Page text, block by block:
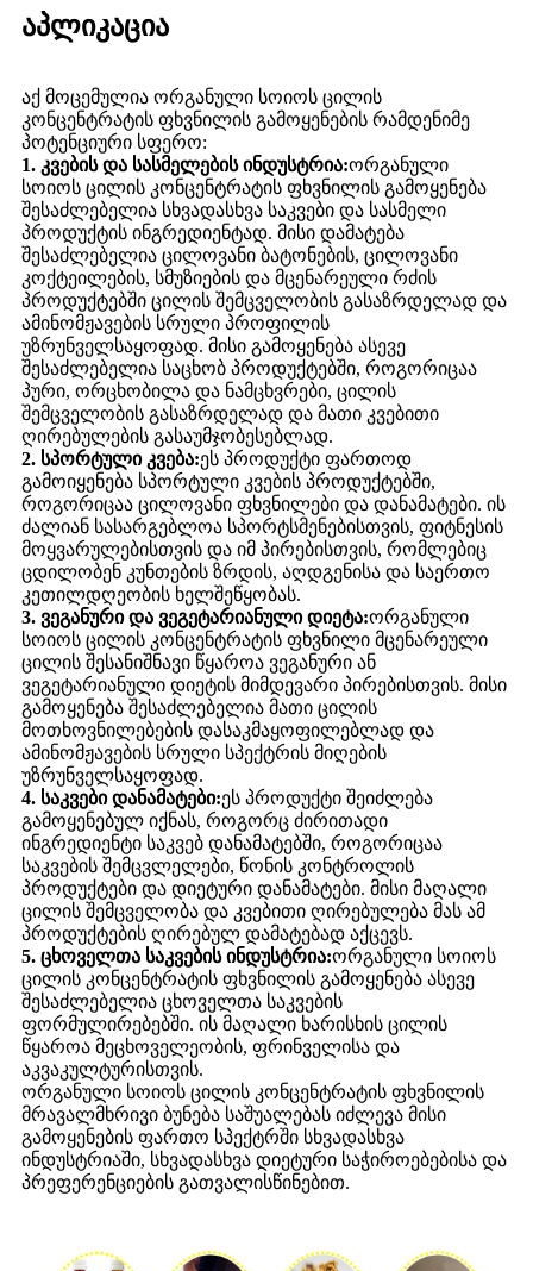
აპლიკაცია
აქ მოცემულია ორგანული სოიოს ცილის
კონცენტრატის ფხვნილის გამოყენების რამდენიმე
პოტენციური სფერო:
1. კვების და სასმელების ინდუსტრია:ორგანული
სოიოს ცილის კონცენტრატის ფხვნილის გამოყენება
შესაძლებელია სხვადასხვა საკვები და სასმელი
პროდუქტის ინგრედიენტად. მისი დამატება
შესაძლებელია ცილოვანი ბატონების, ცილოვანი
კოქტეილების, სმუზიების და მცენარეული რძის
პროდუქტებში ცილის შემცველობის გასაზრდელად და
ამინომჟავების სრული პროფილის
უზრუნველსაყოფად. მისი გამოყენება ასევე
შესაძლებელია საცხობ პროდუქტებში, როგორიცაა
პური, ორცხობილა და ნამცხვრები, ცილის
შემცველობის გასაზრდელად და მათი კვებითი
ღირებულების გასაუმჯობესებლად.
2. სპორტული კვება:ეს პროდუქტი ფართოდ
გამოიყენება სპორტული კვების პროდუქტებში,
როგორიცაა ცილოვანი ფხვნილები და დანამატები. ის
ძალიან სასარგებლოა სპორტსმენებისთვის, ფიტნესის
მოყვარულებისთვის და იმ პირებისთვის, რომლებიც
ცდილობენ კუნთების ზრდის, აღდგენისა და საერთო
კეთილდღეობის ხელშეწყობას.
3. ვეგანური და ვეგეტარიანული დიეტა:ორგანული
სოიოს ცილის კონცენტრატის ფხვნილი მცენარეული
ცილის შესანიშნავი წყაროა ვეგანური ან
ვეგეტარიანული დიეტის მიმდევარი პირებისთვის. მისი
გამოყენება შესაძლებელია მათი ცილის
მოთხოვნილებების დასაკმაყოფილებლად და
ამინომჟავების სრული სპექტრის მიღების
უზრუნველსაყოფად.
4. საკვები დანამატები:ეს პროდუქტი შეიძლება
გამოყენებულ იქნას, როგორც ძირითადი
ინგრედიენტი საკვებ დანამატებში, როგორიცაა
საკვების შემცვლელები, წონის კონტროლის
პროდუქტები და დიეტური დანამატები. მისი მაღალი
ცილის შემცველობა და კვებითი ღირებულება მას ამ
პროდუქტების ღირებულ დამატებად აქცევს.
5. ცხოველთა საკვების ინდუსტრია:ორგანული სოიოს
ცილის კონცენტრატის ფხვნილის გამოყენება ასევე
შესაძლებელია ცხოველთა საკვების
ფორმულირებებში. ის მაღალი ხარისხის ცილის
წყაროა მეცხოველეობის, ფრინველისა და
აკვაკულტურისთვის.
ორგანული სოიოს ცილის კონცენტრატის ფხვნილის
მრავალმხრივი ბუნება საშუალებას იძლევა მისი
გამოყენების ფართო სპექტრში სხვადასხვა
ინდუსტრიაში, სხვადასხვა დიეტური საჭიროებებისა და
პრეფერენციების გათვალისწინებით.